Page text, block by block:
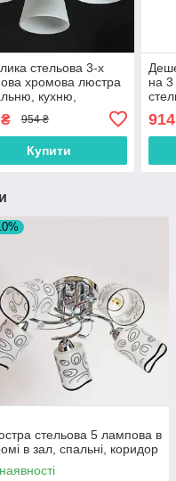
стельова 3-х
хромова люстра
кухню,
954 ₴
Купити
на
914
стельова 5 лампова в
в зал, спальні, коридор